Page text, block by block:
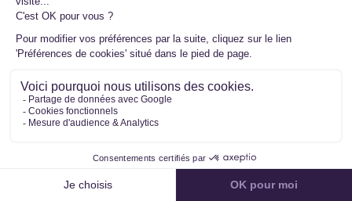
Besoin de plus d'informations ?
Renseignez simplement ce formulaire, nous vous
répondons dans les plus brefs délais
Immatriculation